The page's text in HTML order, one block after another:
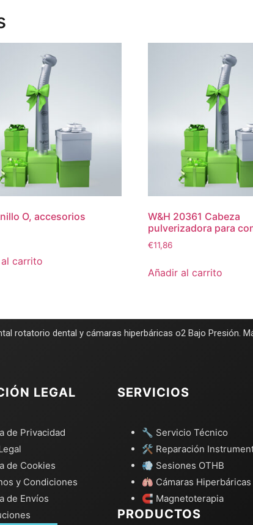
O, accesorios
carrito
W&H 20361 Cabeza
pulverizadora para
€11,86
Añadir al carrito
rotatorio dental y cámaras hiperbáricas o2 Bajo Presión.
LEGAL
de Privacidad
de Cookies
y Condiciones
de Envíos
SERVICIOS
🔧 Servicio Técnico
🛠️ Reparación
💨 Sesiones OTHB
🫁 Cámaras Hiperbáricas
🧲 Magnetoterapia
PRODUCTOS